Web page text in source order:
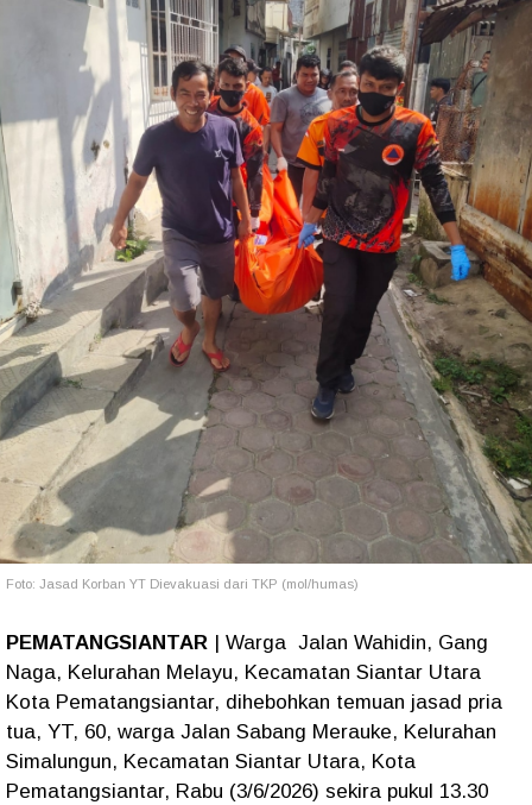
Foto: Jasad Korban YT Dievakuasi dari TKP (mol/humas)
PEMATANGSIANTAR | Warga Jalan Wahidin, Gang
Naga, Kelurahan Melayu, Kecamatan Siantar Utara
Kota Pematangsiantar, dihebohkan temuan jasad pria
tua, YT, 60, warga Jalan Sabang Merauke, Kelurahan
Simalungun, Kecamatan Siantar Utara, Kota
Pematangsiantar, Rabu (3/6/2026) sekira pukul 13.30